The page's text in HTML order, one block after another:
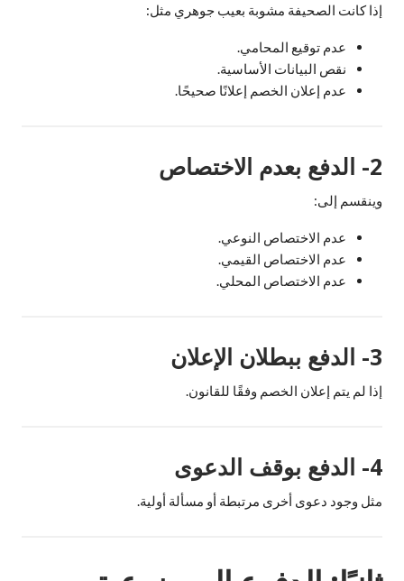
إذا كانت الصحيفة مشوبة بعيب جوهري مثل:
عدم توقيع المحامي.
نقص البيانات الأساسية.
عدم إعلان الخصم إعلانًا صحيحًا.
2- الدفع بعدم الاختصاص
وينقسم إلى:
عدم الاختصاص النوعي.
عدم الاختصاص القيمي.
عدم الاختصاص المحلي.
3- الدفع ببطلان الإعلان
إذا لم يتم إعلان الخصم وفقًا للقانون.
4- الدفع بوقف الدعوى
مثل وجود دعوى أخرى مرتبطة أو مسألة أولية.